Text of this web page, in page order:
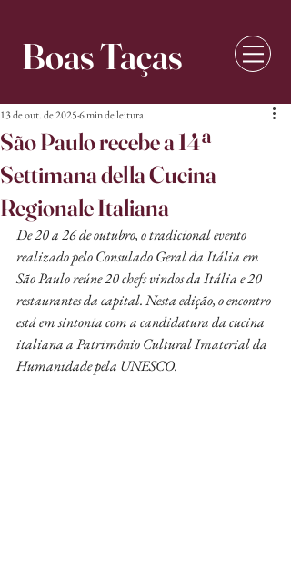
Boas Taças
São Paulo recebe a 14ª
Settimana della Cucina
Regionale Italiana
13 de out. de 20256 min de leitura
De 20 a 26 de outubro, o tradicional evento
realizado pelo Consulado Geral da Itália em
São Paulo reúne 20 chefs vindos da Itália e 20
restaurantes da capital. Nesta edição, o encontro
está em sintonia com a candidatura da cucina
italiana a Patrimônio Cultural Imaterial da
Humanidade pela UNESCO.